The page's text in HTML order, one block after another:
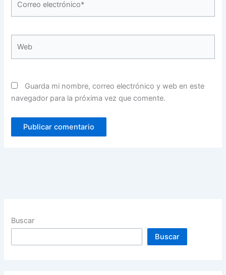
Guarda mi nombre, correo electrónico y web en este
navegador para la próxima vez que comente.
Buscar
Buscar